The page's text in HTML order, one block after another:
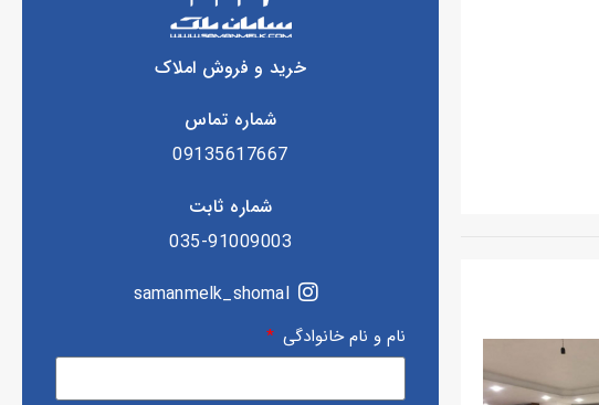
خرید و فروش املاک
شماره تماس
09135617667
شماره ثابت
035-91009003
samanmelk_shomal
نام و نام خانوادگی